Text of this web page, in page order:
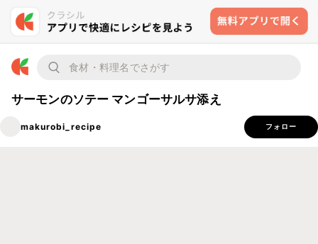
サーモンのソテー マンゴーサルサ添え
makurobi_recipe フォロー